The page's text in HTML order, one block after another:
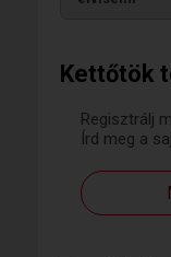
Kettőtök
Regisztrálj
Írd meg a